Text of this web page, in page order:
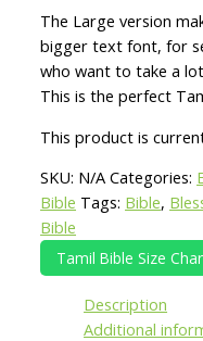
The Large version
bigger text font, for
who want to take a
This is the perfect
This product is
SKU: N/A Categories:
Bible Tags: Bible,
Bible
Tamil Bible Size
Description
Additional